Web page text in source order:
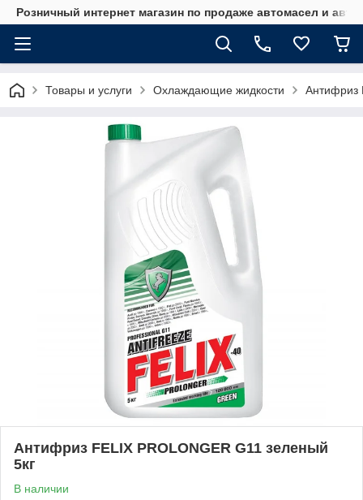
Розничный интернет магазин по продаже автомасел и
Товары и услуги Охлаждающие жидкости Антифриз
Антифриз FELIX PROLONGER G11 зеленый
5кг
В наличии